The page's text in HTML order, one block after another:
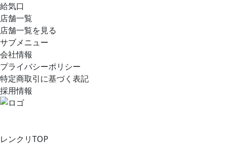
給気口
店舗一覧
店舗一覧を見る
サブメニュー
会社情報
プライバシーポリシー
特定商取引に基づく表記
採用情報
レンクリTOP